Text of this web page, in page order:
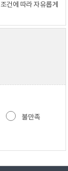
조건에 따라 자유롭게
불만족